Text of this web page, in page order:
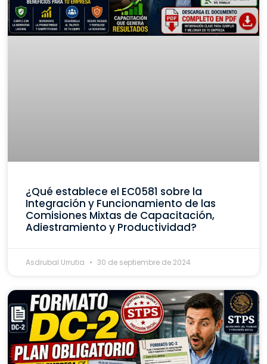
¿Qué establece el EC0581 sobre la
Integración y Funcionamiento de las
Comisiones Mixtas de Capacitación,
Adiestramiento y Productividad?
Asdrubal Urrutia 30 de septiembre de 2024